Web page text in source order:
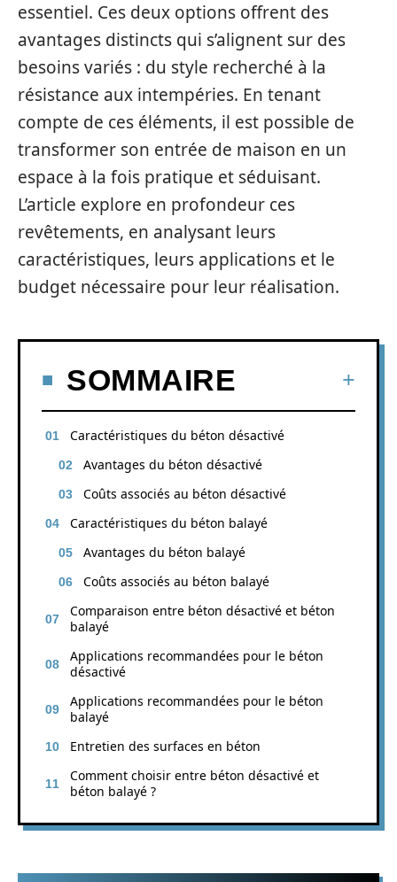
essentiel. Ces deux options offrent des
avantages distincts qui s’alignent sur des
besoins variés : du style recherché à la
résistance aux intempéries. En tenant
compte de ces éléments, il est possible de
transformer son entrée de maison en un
espace à la fois pratique et séduisant.
L’article explore en profondeur ces
revêtements, en analysant leurs
caractéristiques, leurs applications et le
budget nécessaire pour leur réalisation.
SOMMAIRE
Caractéristiques du béton désactivé
Avantages du béton désactivé
Coûts associés au béton désactivé
Caractéristiques du béton balayé
Avantages du béton balayé
Coûts associés au béton balayé
Comparaison entre béton désactivé et béton
balayé
Applications recommandées pour le béton
désactivé
Applications recommandées pour le béton
balayé
Entretien des surfaces en béton
Comment choisir entre béton désactivé et
béton balayé ?